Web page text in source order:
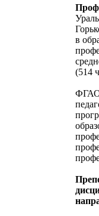
в
(514